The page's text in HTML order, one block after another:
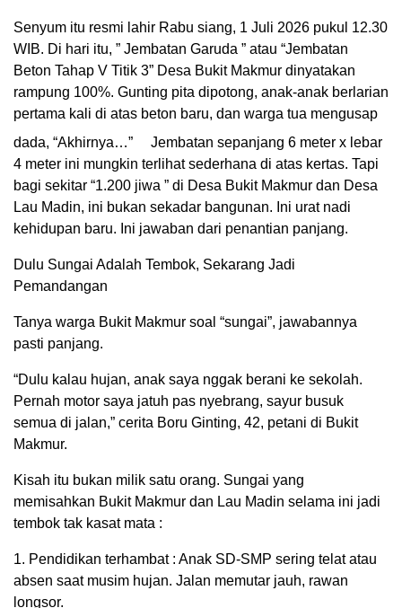
Senyum itu resmi lahir Rabu siang, 1 Juli 2026 pukul 12.30
WIB. Di hari itu, ” Jembatan Garuda ” atau “Jembatan
Beton Tahap V Titik 3” Desa Bukit Makmur dinyatakan
rampung 100%. Gunting pita dipotong, anak-anak berlarian
pertama kali di atas beton baru, dan warga tua mengusap
dada, “Akhirnya…”
Jembatan sepanjang 6 meter x lebar
4 meter ini mungkin terlihat sederhana di atas kertas. Tapi
bagi sekitar “1.200 jiwa ” di Desa Bukit Makmur dan Desa
Lau Madin, ini bukan sekadar bangunan. Ini urat nadi
kehidupan baru. Ini jawaban dari penantian panjang.
Dulu Sungai Adalah Tembok, Sekarang Jadi
Pemandangan
Tanya warga Bukit Makmur soal “sungai”, jawabannya
pasti panjang.
“Dulu kalau hujan, anak saya nggak berani ke sekolah.
Pernah motor saya jatuh pas nyebrang, sayur busuk
semua di jalan,” cerita Boru Ginting, 42, petani di Bukit
Makmur.
Kisah itu bukan milik satu orang. Sungai yang
memisahkan Bukit Makmur dan Lau Madin selama ini jadi
tembok tak kasat mata :
1. Pendidikan terhambat : Anak SD-SMP sering telat atau
absen saat musim hujan. Jalan memutar jauh, rawan
longsor.